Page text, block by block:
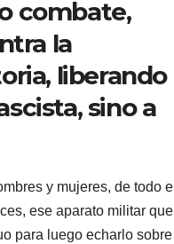
combate,
la
liberando
sino a
y mujeres, de todo el
ese aparato militar que
para luego echarlo sobre